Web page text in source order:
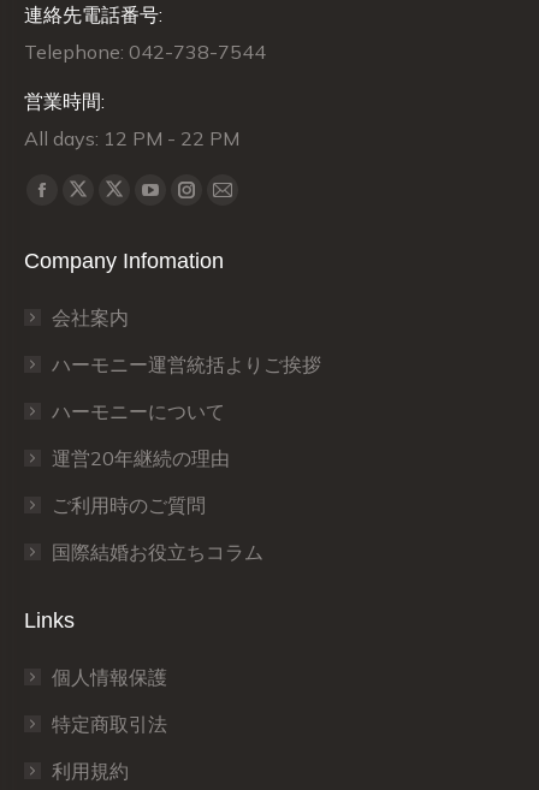
連絡先電話番号:
Telephone: 042-738-7544
営業時間:
All days: 12 PM - 22 PM
Find us on:
Facebook
opens
new
window
X
opens
new
window
X
opens
new
window
YouTube
opens
window
Instagram
opens
window
Mail
opens
window
Company Infomation
会社案内
ハーモニー運営統括よりご挨拶
ハーモニーについて
運営20年継続の理由
ご利用時のご質問
国際結婚お役立ちコラム
Links
個人情報保護
特定商取引法
利用規約